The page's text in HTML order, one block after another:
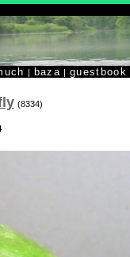
| baza | guestbook
(8334)